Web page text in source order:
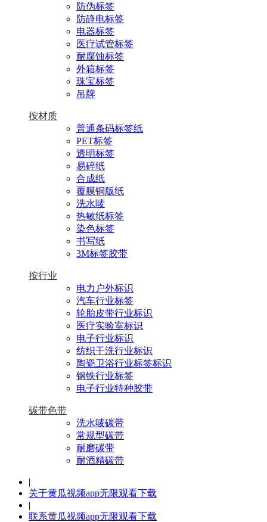
防伪标签
防静电标签
电器标签
医疗试管标签
耐腐蚀标签
外箱标签
珠宝标签
吊牌
按材质
普通条码标签纸
PET标签
透明标签
易碎纸
合成纸
覆膜铜版纸
洗水唛
热敏纸标签
染色标签
书写纸
3M标签胶带
按行业
电力户外标识
汽车行业标签
轮胎皮带行业标识
医疗实验室标识
电子行业标识
纺织干洗行业标识
陶瓷卫浴行业标签标识
钢铁行业标签
电子行业特种胶带
碳带色带
洗水唛碳带
常规型碳带
耐磨碳带
耐酒精碳带
|
关于黄瓜视频app无限观看下载
|
联系黄瓜视频app无限观看下载